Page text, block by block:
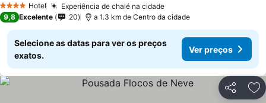
4 EstrelasHotel Experiência de chalé na cidade
9,8 Excelente 20 a 1.3 km de Centro da cidade
Selecione as datas para ver os preços
exatos.
Ver preços
Partilhar